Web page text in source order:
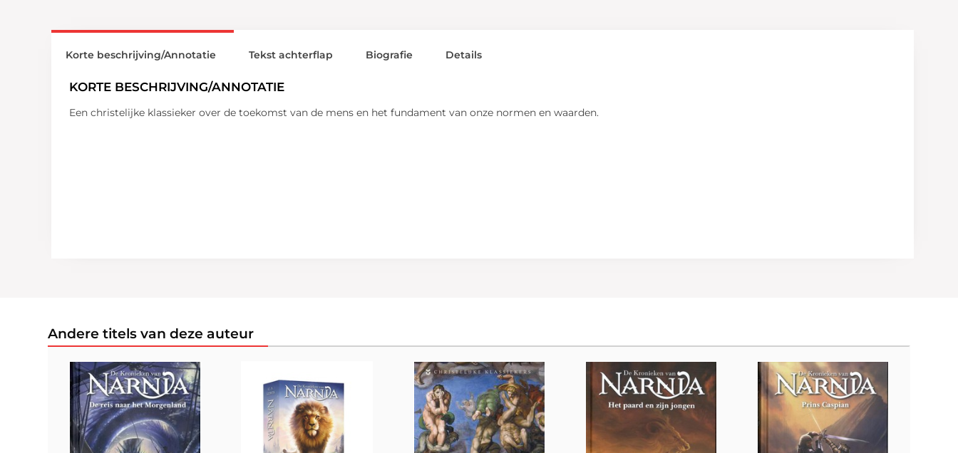
Korte beschrijving/Annotatie
KORTE BESCHRIJVING/ANNOTATIE
Een christelijke klassieker over de toekomst van de mens en het fundament van onze normen en waarden.
Tekst achterflap Biografie Details
Andere titels van deze auteur